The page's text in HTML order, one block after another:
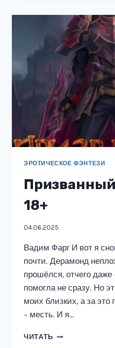
ТОМ
ЭРОТИЧЕСКОЕ ФЭНТЕЗИ
18+
04.06.2025
Вадим Фарг И вот я
почти. Дерамонд
прошёлся, отчего
помогла не сразу. Но
моих близких, а за
– месть. И я…
ЧИТАТЬ ПРИЗВАННЫЙ